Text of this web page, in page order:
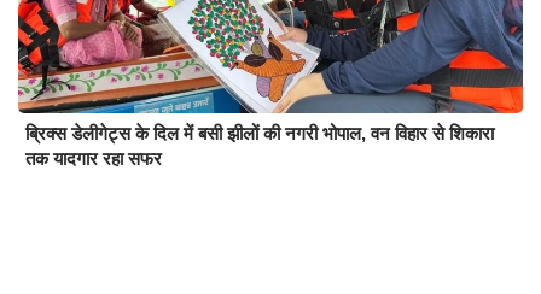
ब्रिक्स डेलीगेट्स के दिल में बसी झीलों की नगरी भोपाल, वन विहार से शिकारा
तक यादगार रहा सफर